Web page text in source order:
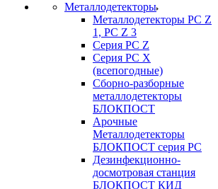
Металлодетекторы
Металлодетекторы РС Z
1, PC Z 3
Серия РС Z
Серия РС X
(всепогодные)
Сборно-разборные
металлодетекторы
БЛОКПОСТ
Арочные
Металлодетекторы
БЛОКПОСТ серия РС
Дезинфекционно-
досмотровая станция
БЛОКПОСТ КИД